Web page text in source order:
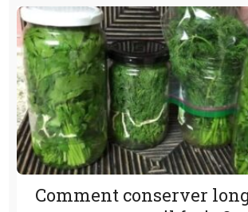
Comment conserver